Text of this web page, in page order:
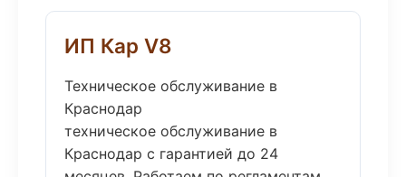
ИП Кар V8
Техническое обслуживание в
Краснодар
техническое обслуживание в
Краснодар с гарантией до 24